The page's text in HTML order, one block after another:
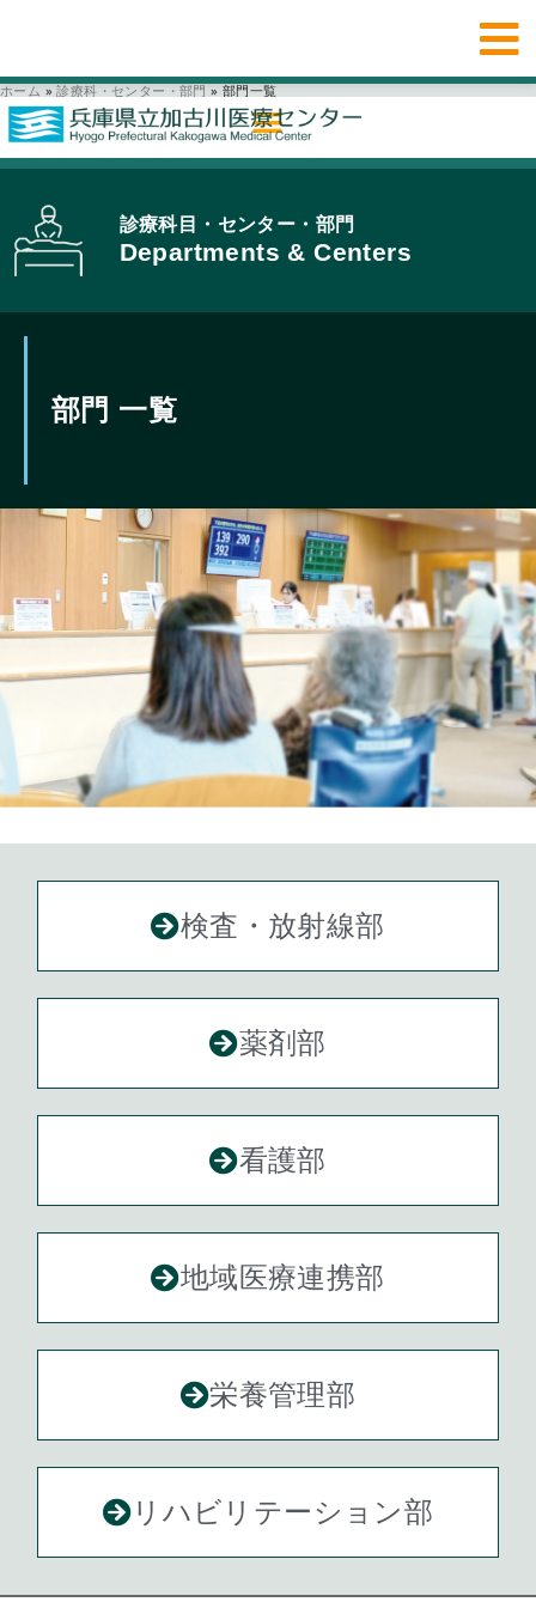
ホーム » 診療科・センター・部門 » 部門一覧
診療科目・センター・部門
Departments & Centers
部門 一覧
検査・放射線部
薬剤部
看護部
地域医療連携部
栄養管理部
リハビリテーション部